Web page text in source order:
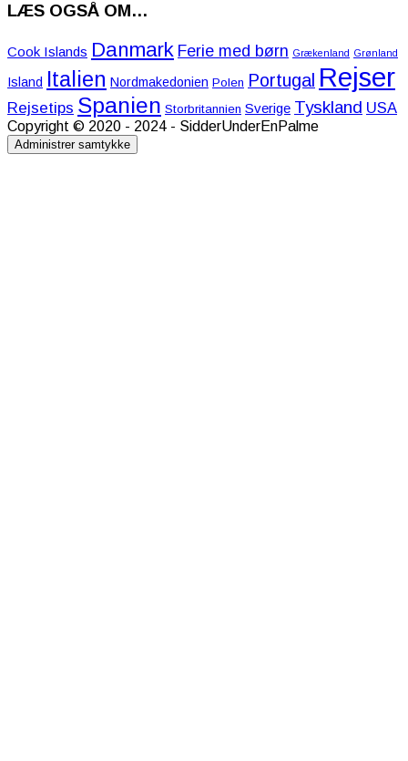
LÆS OGSÅ OM…
Cook Islands Danmark Ferie med børn Grækenland Grønland
Island Italien Nordmakedonien Polen Portugal Rejser
Rejsetips Spanien Storbritannien Sverige Tyskland USA
Copyright © 2020 - 2024 - SidderUnderEnPalme
Administrer samtykke